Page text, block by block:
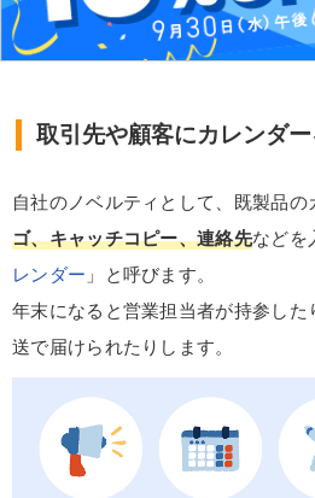
取引先や顧客にカレンダ
自社のノベルティとして、既製品の
ゴ、キャッチコピー、連絡先などを
レンダー 」と呼びます。
年末になると営業担当者が持参し
送で届けられたりします。